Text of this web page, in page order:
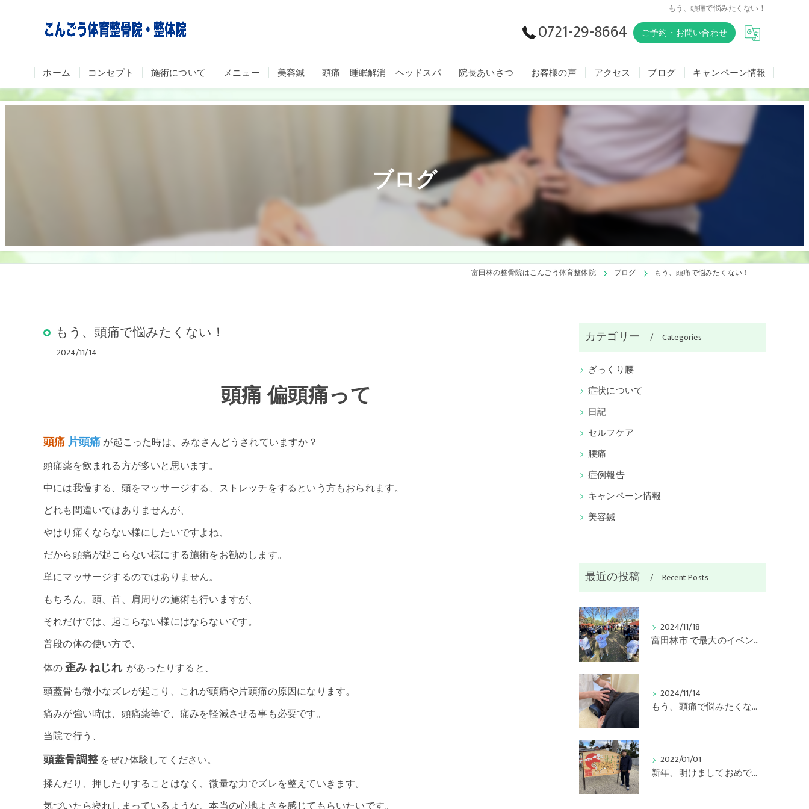
もう、頭痛で悩みたくない！
0721-29-8664 ご予約・お問い合わせ
ホーム コンセプト 施術について メニュー 美容鍼 頭痛 睡眠解消 ヘッドスパ 院長あいさつ お客様の声 アクセス ブログ キャンペーン情報
ブログ
富田林の整骨院はこんごう体育整体院 ブログ もう、頭痛で悩みたくない！
もう、頭痛で悩みたくない！
2024/11/14
頭痛 偏頭痛って
頭痛片頭痛が起こった時は、みなさんどうされていますか？
頭痛薬を飲まれる方が多いと思います。
中には我慢する、頭をマッサージする、ストレッチをするという方もおられます。
どれも間違いではありませんが、
やはり痛くならない様にしたいですよね、
だから頭痛が起こらない様にする施術をお勧めします。
単にマッサージするのではありません。
もちろん、頭、首、肩周りの施術も行いますが、
それだけでは、起こらない様にはならないです。
普段の体の使い方で、
体の歪み ねじれ があったりすると、
頭蓋骨も微小なズレが起こり、これが頭痛や片頭痛の原因になります。
痛みが強い時は、頭痛薬等で、痛みを軽減させる事も必要です。
当院で行う、
頭蓋骨調整をぜひ体験してください。
揉んだり、押したりすることはなく、微量な力でズレを整えていきます。
カテゴリー Categories
ぎっくり腰
症状について
日記
セルフケア
腰痛
症例報告
キャンペーン情報
美容鍼
最近の投稿 Recent Posts
2024/11/18
富田林市 で最大のイベント 金剛バル開催
2024/11/14
もう、頭痛で悩みたくない！
2022/01/01
新年、明けましておめでとうございます